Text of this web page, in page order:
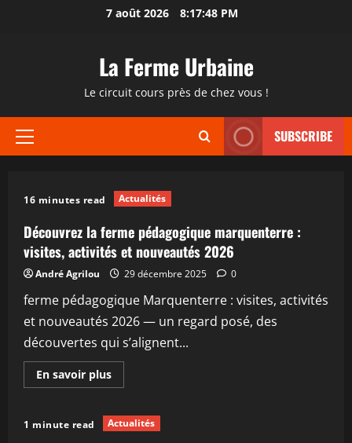
7 août 2026 8:17:48 PM
La Ferme Urbaine
Le circuit cours près de chez vous !
Menu
SUBSCRIBE
16 minutes read Actualités
Découvrez la ferme pédagogique marquenterre :
visites, activités et nouveautés 2026
André Agrilou 29 décembre 2025 0
ferme pédagogique Marquenterre : visites, activités
et nouveautés 2026 — un regard posé, des
découvertes qui s’alignent...
En savoir plusEn
savoir
Découvrez
la
1 minute read Actualités